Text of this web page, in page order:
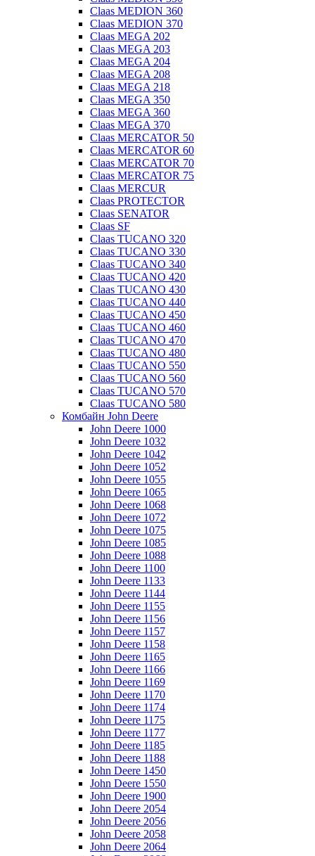
Claas MEDION 360
Claas MEDION 370
Claas MEGA 202
Claas MEGA 203
Claas MEGA 204
Claas MEGA 208
Claas MEGA 218
Claas MEGA 350
Claas MEGA 360
Claas MEGA 370
Claas MERCATOR 50
Claas MERCATOR 60
Claas MERCATOR 70
Claas MERCATOR 75
Claas MERCUR
Claas PROTECTOR
Claas SENATOR
Claas SF
Claas TUCANO 320
Claas TUCANO 330
Claas TUCANO 340
Claas TUCANO 420
Claas TUCANO 430
Claas TUCANO 440
Claas TUCANO 450
Claas TUCANO 460
Claas TUCANO 470
Claas TUCANO 480
Claas TUCANO 550
Claas TUCANO 560
Claas TUCANO 570
Claas TUCANO 580
Комбайн John Deere
John Deere 1000
John Deere 1032
John Deere 1042
John Deere 1052
John Deere 1055
John Deere 1065
John Deere 1068
John Deere 1072
John Deere 1075
John Deere 1085
John Deere 1088
John Deere 1100
John Deere 1133
John Deere 1144
John Deere 1155
John Deere 1156
John Deere 1157
John Deere 1158
John Deere 1165
John Deere 1166
John Deere 1169
John Deere 1170
John Deere 1174
John Deere 1175
John Deere 1177
John Deere 1185
John Deere 1188
John Deere 1450
John Deere 1550
John Deere 1900
John Deere 2054
John Deere 2056
John Deere 2058
John Deere 2064